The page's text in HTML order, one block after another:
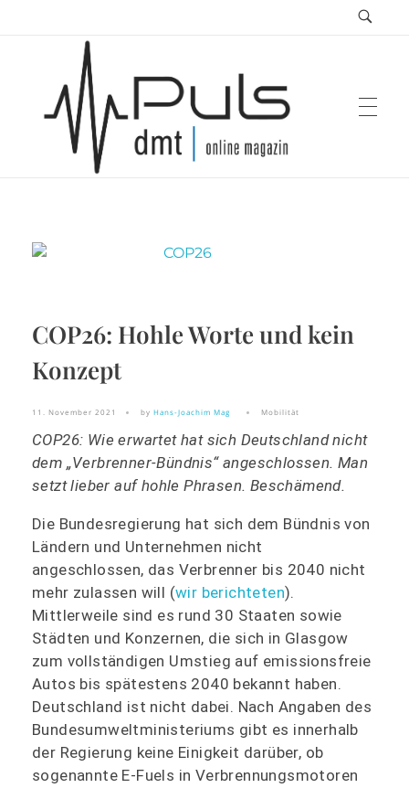
Puls Magazin
Zukunft der Mobilität
COP26: Hohle Worte und kein
Konzept
11. November 2021 by Hans-Joachim Mag Mobilität
COP26: Wie erwartet hat sich Deutschland nicht
dem „Verbrenner-Bündnis“ angeschlossen. Man
setzt lieber auf hohle Phrasen. Beschämend.
Die Bundesregierung hat sich dem Bündnis von
Ländern und Unternehmen nicht
angeschlossen, das Verbrenner bis 2040 nicht
mehr zulassen will (wir berichteten).
Mittlerweile sind es rund 30 Staaten sowie
Städten und Konzernen, die sich in Glasgow
zum vollständigen Umstieg auf emissionsfreie
Autos bis spätestens 2040 bekannt haben.
Deutschland ist nicht dabei. Nach Angaben des
Bundesumweltministeriums gibt es innerhalb
der Regierung keine Einigkeit darüber, ob
sogenannte E-Fuels in Verbrennungsmotoren